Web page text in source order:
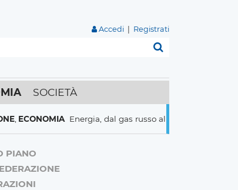
Accedi Registrati
SOCIETÀ
Energia, dal gas russo al nucleare italiani pronti a
PIANO